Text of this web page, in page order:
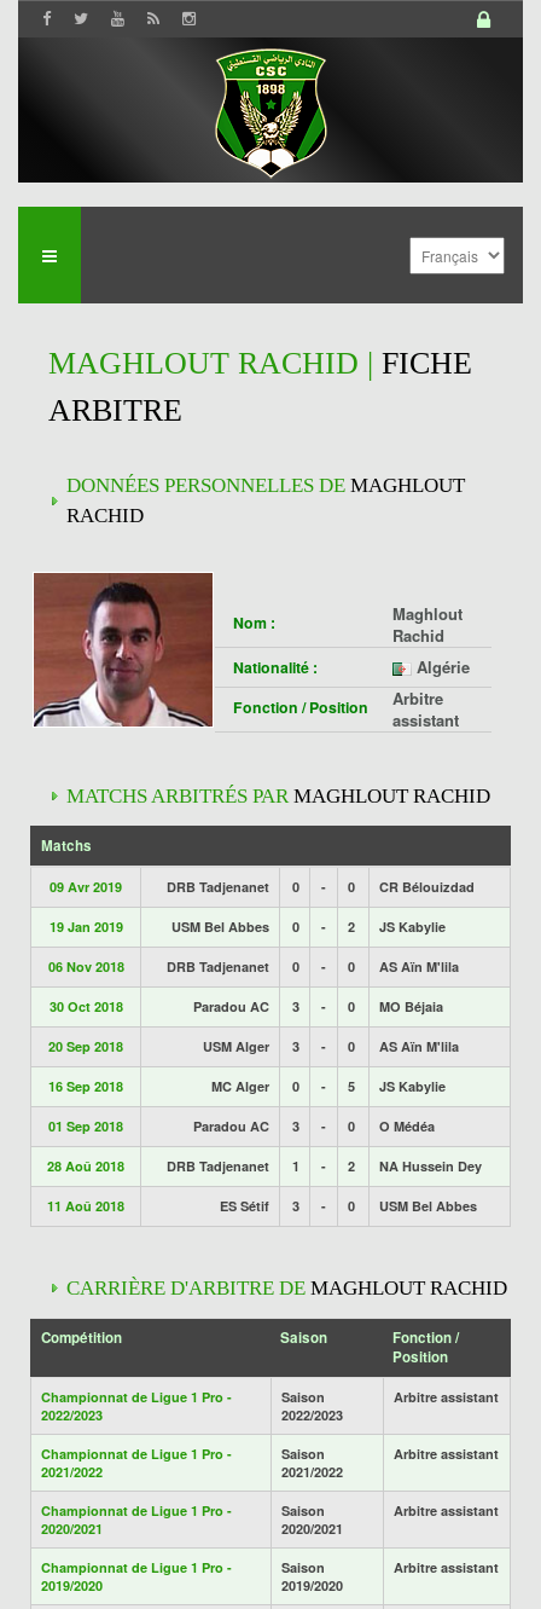
MAGHLOUT RACHID | FICHE
ARBITRE
DONNÉES PERSONNELLES DE MAGHLOUT
RACHID
Nom :
Maghlout
Rachid
Nationalité : Algérie
Fonction / Position
Arbitre
assistant
MATCHS ARBITRÉS PARMAGHLOUT RACHID
Matchs
09 Avr 2019 DRB Tadjenanet 0 - 0 CR Bélouizdad
19 Jan 2019 USM Bel Abbes 0 - 2 JS Kabylie
06 Nov 2018 DRB Tadjenanet 0 - 0 AS Aïn M'lila
30 Oct 2018 Paradou AC 3 - 0 MO Béjaia
20 Sep 2018 USM Alger 3 - 0 AS Aïn M'lila
16 Sep 2018 MC Alger 0 - 5 JS Kabylie
01 Sep 2018 Paradou AC 3 - 0 O Médéa
28 Aoû 2018 DRB Tadjenanet 1 - 2 NA Hussein Dey
11 Aoû 2018 ES Sétif 3 - 0 USM Bel Abbes
CARRIÈRE D'ARBITRE DE MAGHLOUT RACHID
Compétition Saison
Fonction /
Position
Championnat de Ligue 1 Pro -
2022/2023
Saison
2022/2023
Arbitre assistant
Championnat de Ligue 1 Pro -
2021/2022
Saison
2021/2022
Arbitre assistant
Championnat de Ligue 1 Pro -
2020/2021
Saison
2020/2021
Arbitre assistant
Championnat de Ligue 1 Pro -
2019/2020
Saison
2019/2020
Arbitre assistant